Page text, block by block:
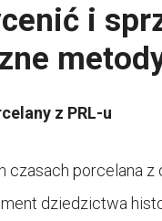
i
z PRL-u
czasach porcelana
dziedzictwa